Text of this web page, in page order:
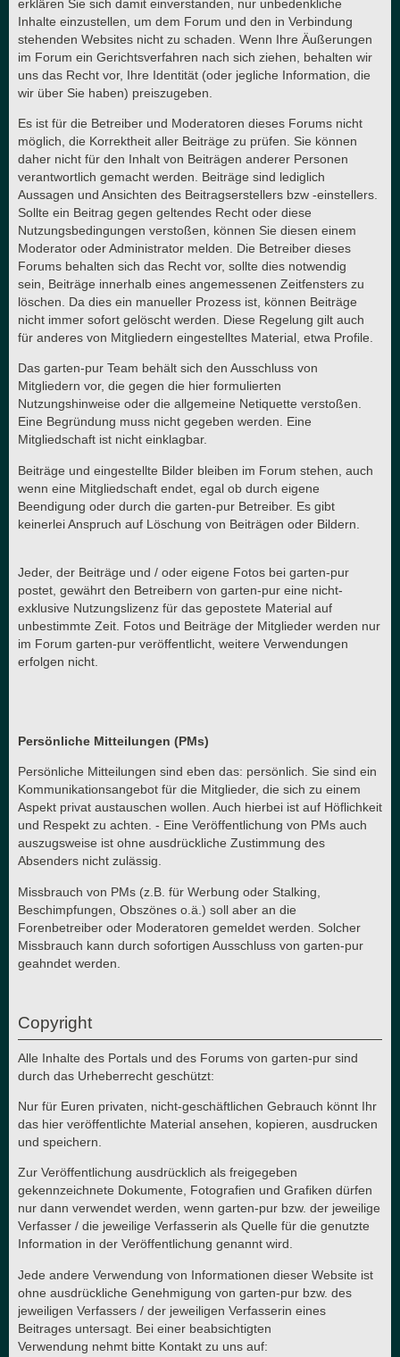
erklären Sie sich damit einverstanden, nur unbedenkliche
Inhalte einzustellen, um dem Forum und den in Verbindung
stehenden Websites nicht zu schaden. Wenn Ihre Äußerungen
im Forum ein Gerichtsverfahren nach sich ziehen, behalten wir
uns das Recht vor, Ihre Identität (oder jegliche Information, die
wir über Sie haben) preiszugeben.
Es ist für die Betreiber und Moderatoren dieses Forums nicht
möglich, die Korrektheit aller Beiträge zu prüfen. Sie können
daher nicht für den Inhalt von Beiträgen anderer Personen
verantwortlich gemacht werden. Beiträge sind lediglich
Aussagen und Ansichten des Beitragserstellers bzw -einstellers.
Sollte ein Beitrag gegen geltendes Recht oder diese
Nutzungsbedingungen verstoßen, können Sie diesen einem
Moderator oder Administrator melden. Die Betreiber dieses
Forums behalten sich das Recht vor, sollte dies notwendig
sein, Beiträge innerhalb eines angemessenen Zeitfensters zu
löschen. Da dies ein manueller Prozess ist, können Beiträge
nicht immer sofort gelöscht werden. Diese Regelung gilt auch
für anderes von Mitgliedern eingestelltes Material, etwa Profile.
Das garten-pur Team behält sich den Ausschluss von
Mitgliedern vor, die gegen die hier formulierten
Nutzungshinweise oder die allgemeine Netiquette verstoßen.
Eine Begründung muss nicht gegeben werden. Eine
Mitgliedschaft ist nicht einklagbar.
Beiträge und eingestellte Bilder bleiben im Forum stehen, auch
wenn eine Mitgliedschaft endet, egal ob durch eigene
Beendigung oder durch die garten-pur Betreiber. Es gibt
keinerlei Anspruch auf Löschung von Beiträgen oder Bildern.
Jeder, der Beiträge und / oder eigene Fotos bei garten-pur
postet, gewährt den Betreibern von garten-pur eine nicht-
exklusive Nutzungslizenz für das gepostete Material auf
unbestimmte Zeit. Fotos und Beiträge der Mitglieder werden nur
im Forum garten-pur veröffentlicht, weitere Verwendungen
erfolgen nicht.
Persönliche Mitteilungen (PMs)
Persönliche Mitteilungen sind eben das: persönlich. Sie sind ein
Kommunikationsangebot für die Mitglieder, die sich zu einem
Aspekt privat austauschen wollen. Auch hierbei ist auf Höflichkeit
und Respekt zu achten. - Eine Veröffentlichung von PMs auch
auszugsweise ist ohne ausdrückliche Zustimmung des
Absenders nicht zulässig.
Missbrauch von PMs (z.B. für Werbung oder Stalking,
Beschimpfungen, Obszönes o.ä.) soll aber an die
Forenbetreiber oder Moderatoren gemeldet werden. Solcher
Missbrauch kann durch sofortigen Ausschluss von garten-pur
geahndet werden.
Copyright
Alle Inhalte des Portals und des Forums von garten-pur sind
durch das Urheberrecht geschützt:
Nur für Euren privaten, nicht-geschäftlichen Gebrauch könnt Ihr
das hier veröffentlichte Material ansehen, kopieren, ausdrucken
und speichern.
Zur Veröffentlichung ausdrücklich als freigegeben
gekennzeichnete Dokumente, Fotografien und Grafiken dürfen
nur dann verwendet werden, wenn garten-pur bzw. der jeweilige
Verfasser / die jeweilige Verfasserin als Quelle für die genutzte
Information in der Veröffentlichung genannt wird.
Jede andere Verwendung von Informationen dieser Website ist
ohne ausdrückliche Genehmigung von garten-pur bzw. des
jeweiligen Verfassers / der jeweiligen Verfasserin eines
Beitrages untersagt. Bei einer beabsichtigten
Verwendung nehmt bitte Kontakt zu uns auf: